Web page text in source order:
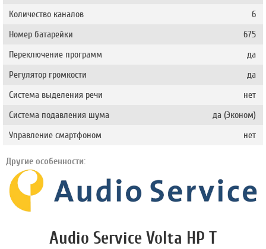
Количество каналов
6
Номер батарейки
675
Переключение программ
да
Регулятор громкости
да
Система выделения речи
нет
Система подавления шума
да (Эконом)
Управление смартфоном
нет
Другие особенности:
Audio Service Volta HP T